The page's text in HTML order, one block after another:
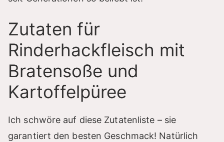
e
o
Zutaten für
Rinderhackfleisch mit
Bratensoße und
Kartoffelpüree
Ich schwöre auf diese Zutatenliste – sie
garantiert den besten Geschmack! Natürlich